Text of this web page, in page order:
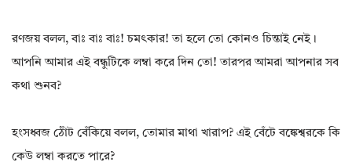
রণজয় বলল, বাঃ বাঃ বাঃ! চমৎকার! তা হলে তো কোনও চিন্তাই নেই।
আপনি আমার এই বন্ধুটিকে লম্বা করে দিন তো! তারপর আমরা আপনার সব
কথা শুনব?
হংসধ্বজ ঠোঁট বেঁকিয়ে বলল, তোমার মাথা খারাপ? এই বেঁটে বঙ্কেশ্বরকে কি
কেউ লম্বা করতে পারে?